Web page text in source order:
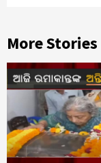
More Stories